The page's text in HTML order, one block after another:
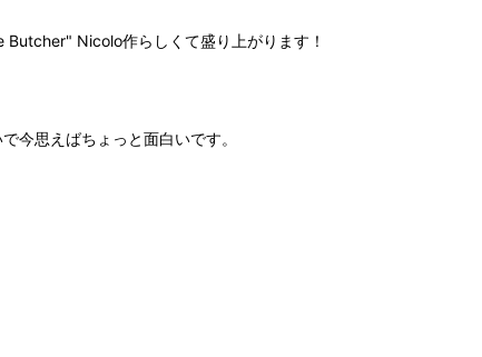
Nicolo作らしくて盛り上がります！
思えばちょっと面白いです。